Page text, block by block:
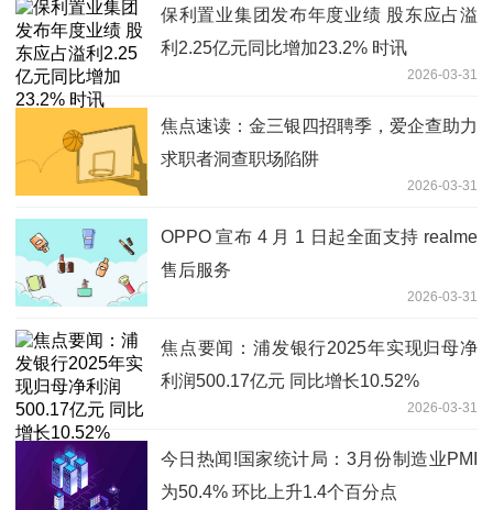
保利置业集团发布年度业绩 股东应占溢
利2.25亿元同比增加23.2% 时讯
2026-03-31
焦点速读：金三银四招聘季，爱企查助力
求职者洞查职场陷阱
2026-03-31
OPPO 宣布 4 月 1 日起全面支持 realme
售后服务
2026-03-31
焦点要闻：浦发银行2025年实现归母净
利润500.17亿元 同比增长10.52%
2026-03-31
今日热闻!国家统计局：3月份制造业PMI
为50.4% 环比上升1.4个百分点